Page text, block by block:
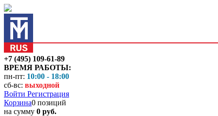
+7 (495) 109-61-89
ВРЕМЯ РАБОТЫ:
пн-пт: 10:00 - 18:00
сб-вс: выходной
Войти Регистрация
Корзина0 позиций
на сумму 0 руб.